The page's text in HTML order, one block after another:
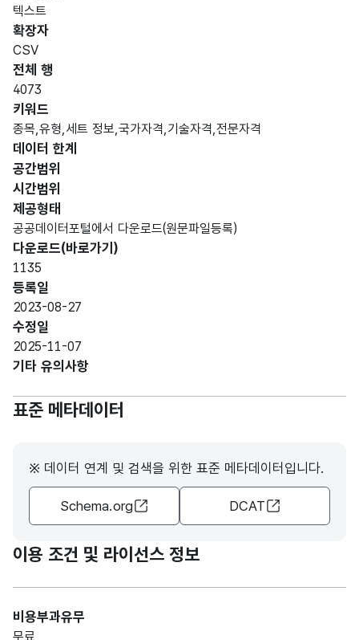
데이터 항목 표로 항목명, 항목명(영문명), 항목 설명, 도메인
항목
명
종목
코드
국가
자격
문자
형
선택
분야
코드
가변
세트
세트
번호
문자
CHA
R)
국가
자격
종목
유형
50
텍스트
확장자
CSV
전체 행
4073
키워드
종목,유형,세트 정보,국가자격,기술자격,전문자격
데이터 한계
공간범위
시간범위
제공형태
공공데이터포털에서 다운로드(원문파일등록)
다운로드(바로가기)
1135
등록일
2023-08-27
수정일
2025-11-07
기타 유의사항
표준 메타데이터
※ 데이터 연계 및 검색을 위한 표준 메타데이터입니다.
Schema.org DCAT
이용 조건 및 라이선스 정보
비용부과유무
무료